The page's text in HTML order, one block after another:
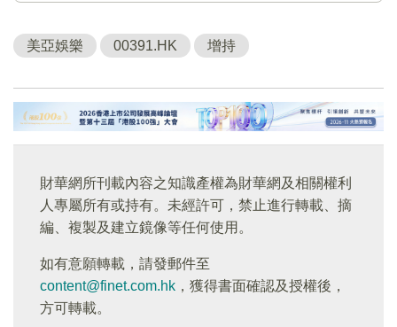
美亞娛樂 00391.HK 增持
財華網所刊載內容之知識產權為財華網及相關權利
人專屬所有或持有。未經許可，禁止進行轉載、摘
編、複製及建立鏡像等任何使用。
如有意願轉載，請發郵件至
content@finet.com.hk ，獲得書面確認及授權後，
方可轉載。